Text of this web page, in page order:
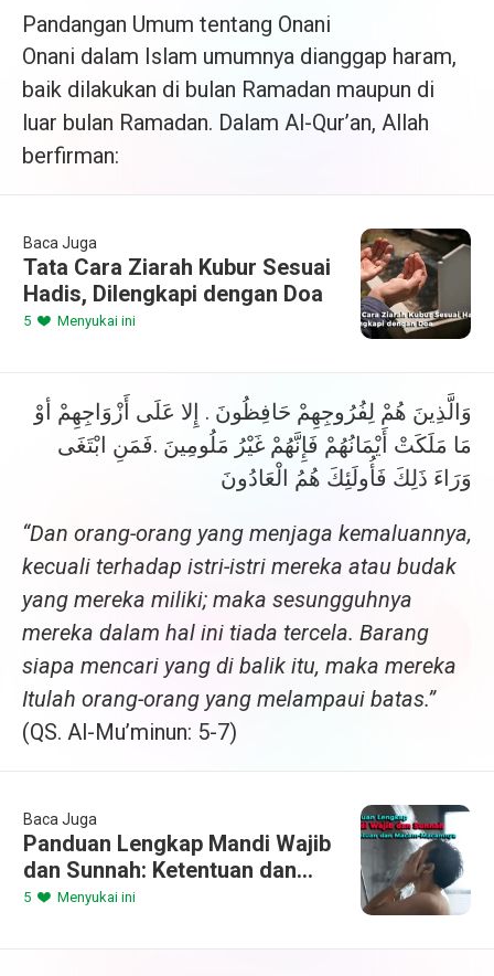
Pandangan Umum tentang Onani
Onani dalam Islam umumnya dianggap haram,
baik dilakukan di bulan Ramadan maupun di
luar bulan Ramadan. Dalam Al-Qur’an, Allah
berfirman:
Baca Juga
Tata Cara Ziarah Kubur Sesuai
Hadis, Dilengkapi dengan Doa
5 Menyukai ini
وَالَّذِينَ هُمْ لِفُرُوجِهِمْ حَافِظُونَ . إِلا عَلَى أَزْوَاجِهِمْ أوْ
مَا مَلَكَتْ أَيْمَانُهُمْ فَإِنَّهُمْ غَيْرُ مَلُومِينَ .فَمَنِ ابْتَغَى
وَرَاءَ ذَلِكَ فَأُولَئِكَ هُمُ الْعَادُونَ
“Dan orang-orang yang menjaga kemaluannya,
kecuali terhadap istri-istri mereka atau budak
yang mereka miliki; maka sesungguhnya
mereka dalam hal ini tiada tercela. Barang
siapa mencari yang di balik itu, maka mereka
Itulah orang-orang yang melampaui batas.”
(QS. Al-Mu’minun: 5-7)
Baca Juga
Panduan Lengkap Mandi Wajib
dan Sunnah: Ketentuan dan
Macam-Macamnya
5 Menyukai ini